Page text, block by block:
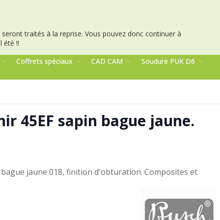
traités à la reprise. Vous pouvez donc continuer à
été !!
Coffrets spéciaux CAD CAM
Soudure PUK D6
45EF sapin bague jaune.
jaune 018, finition d'obturation. Composites et